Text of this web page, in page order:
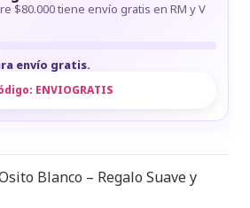
$80.000 tiene envío gratis en RM y V
envío gratis.
ENVIOGRATIS
Blanco – Regalo Suave y